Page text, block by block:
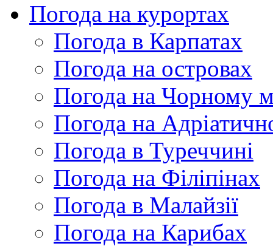
Погода на курортах
Погода в Карпатах
Погода на островах
Погода на Чорному
Погода на
Погода в Туреччині
Погода на Філіпінах
Погода в Малайзії
Погода на Карибах